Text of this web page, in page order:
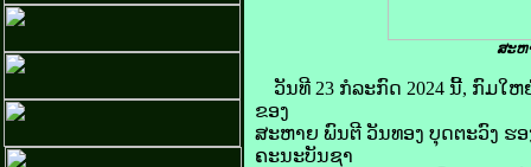
ສະຫ
ວັນທີ 23 ກໍລະກົດ 2024 ນີ້, ກົມໃ
ຂອງ
ສະຫາຍ ພົນຕີ ວັນທອງ ບຸດຕະວົງ ຮ
ຄະນະບັນຊາ